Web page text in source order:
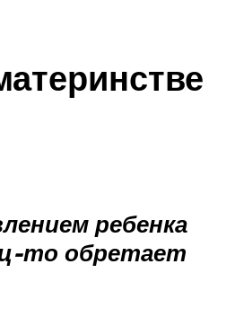
ребенка
то обретает